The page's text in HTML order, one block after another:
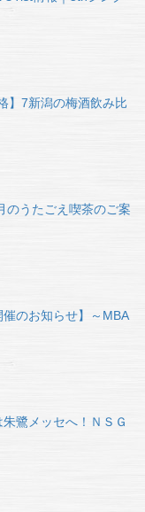
】7新潟の梅酒飲み比
のうたごえ喫茶のご案
催のお知らせ】～MBA
鷺メッセへ！ＮＳＧ